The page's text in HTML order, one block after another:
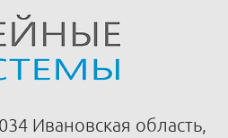
Ивановская область,